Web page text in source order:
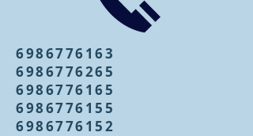
6986776163
6986776265
6986776165
6986776155
6986776152